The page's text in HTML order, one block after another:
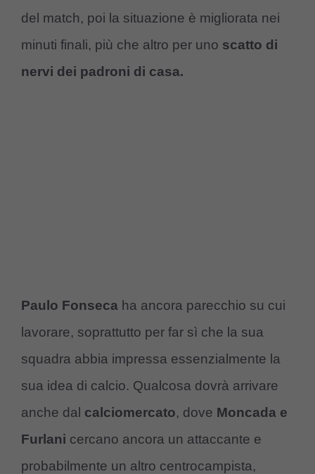
del match, poi la situazione è migliorata nei
minuti finali, più che altro per uno scatto di
nervi dei padroni di casa.
Paulo Fonseca ha ancora parecchio su cui
lavorare, soprattutto per far sì che la sua
squadra abbia impressa essenzialmente la
sua idea di calcio. Qualcosa dovrà arrivare
anche dal calciomercato, dove Moncada e
Furlani cercano ancora un attaccante e
probabilmente un altro centrocampista,